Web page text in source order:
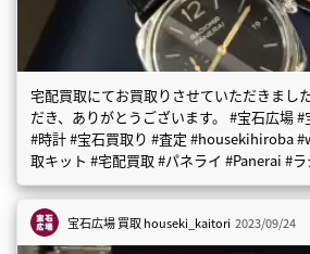
宅配買取にてお買取りさせていただきまし
だき、ありがとうございます。 #宝石広場
#時計 #宝石買取り #査定 #housekihiroba
取キット #宅配買取 #パネライ #Panerai #
宝石広場 買取houseki_kaitori 2023/09/24